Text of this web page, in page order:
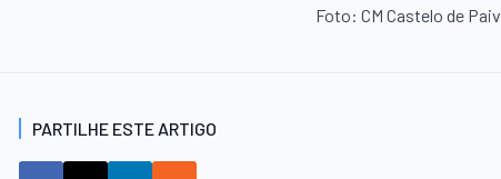
Foto: CM Castelo de
PARTILHE ESTE ARTIGO